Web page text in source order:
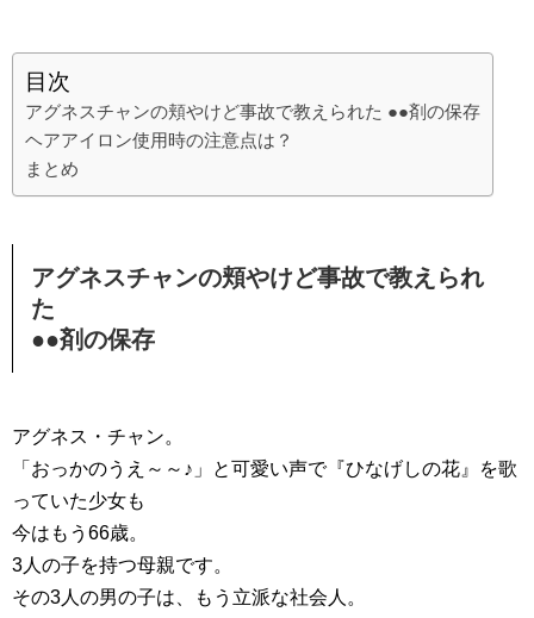
目次
アグネスチャンの頬やけど事故で教えられた ●●剤の保存
ヘアアイロン使用時の注意点は？
まとめ
アグネスチャンの頬やけど事故で教えられ
た
●●剤の保存
アグネス・チャン。
「おっかのうえ～～♪」と可愛い声で『ひなげしの花』を歌
っていた少女も
今はもう66歳。
3人の子を持つ母親です。
その3人の男の子は、もう立派な社会人。